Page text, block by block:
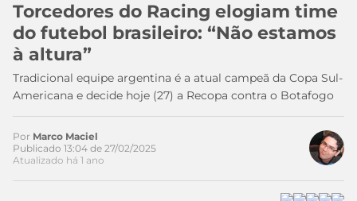
DE
APOSTA
MELHORES
SITES
DE
APOSTAS
2026
COPA
DO
MUNDO
TIMES
MEU
TIME
CAMPEONATOS
Torcedores do Racing elogiam time
do futebol brasileiro: “Não estamos
à altura”
Tradicional equipe argentina é a atual campeã da Copa Sul-
Americana e decide hoje (27) a Recopa contra o Botafogo
Por Marco Maciel
Publicado 13:04 de 27/02/2025
Atualizado há 1 ano